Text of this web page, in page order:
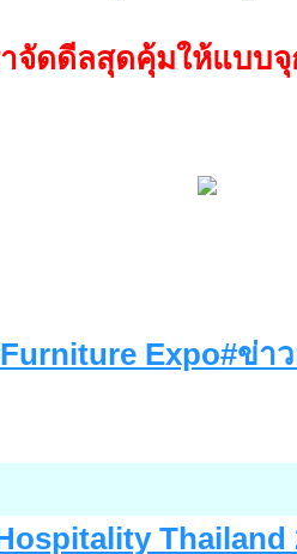
จัดดีลสุดคุ้มให้แบบจุ
Furniture Expo#ข่า